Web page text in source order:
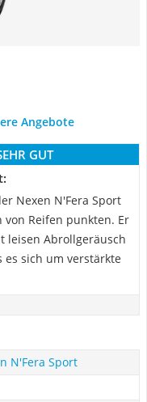
Angebote
GUT
Nexen N'Fera Sport
Reifen punkten. Er
leisen Abrollgeräusch
es sich um verstärkte
N'Fera Sport